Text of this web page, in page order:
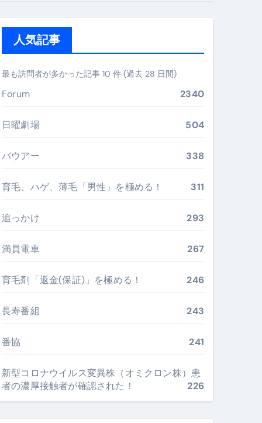
イド
実践大全
。いま選ばれている新定番ドメイン
レ #美容 #健康 #雑学 #ナレーター #小林将大
#美容 #健康 #雑学 #ナレーター #小林将大
レ #美容 #健康 #雑学 #ナレーター #小林将大
すめ・選び方・洗い方・Q&Aまで
たの寝室に最適解を出す快眠ガイド
足腰と体幹”を育てる選び方＆続け方ガイド
人気記事
最も訪問者が多かった記事 10 件 (過去 28 日間)
Forum 2340
日曜劇場 504
バウアー 338
育毛、ハゲ、薄毛「男性」を極める！ 311
追っかけ 293
満員電車 267
育毛剤「返金(保証)」を極める！ 246
長寿番組 243
番協 241
新型コロナウイルス変異株（オミクロン株）患
者の濃厚接触者が確認された！
226